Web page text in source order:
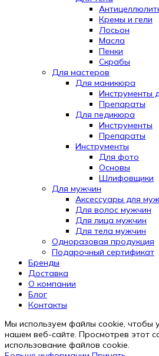
Кремы и гели
Лосьон
Масла
Пенки
Скрабы
Для мастеров
Для маникюра
Инструменты
Препараты
Для педикюра
Инструменты
Препараты
Инструменты
Для фото
Основы
Шлифовщики
Для мужчин
Аксессуары для
Для волос мужчин
Для лица мужчин
Для тела мужчин
Одноразовая продукция
Подарочный сертификат
Automatically
Hierarchic
Categories
Menu
Version
2.0.12
|
Бренды
Доставка
О компании
Блог
Контакты
Мы используем файлы cookie, чтобы
нашем веб-сайте. Просмотрев этот
использование файлов cookie.